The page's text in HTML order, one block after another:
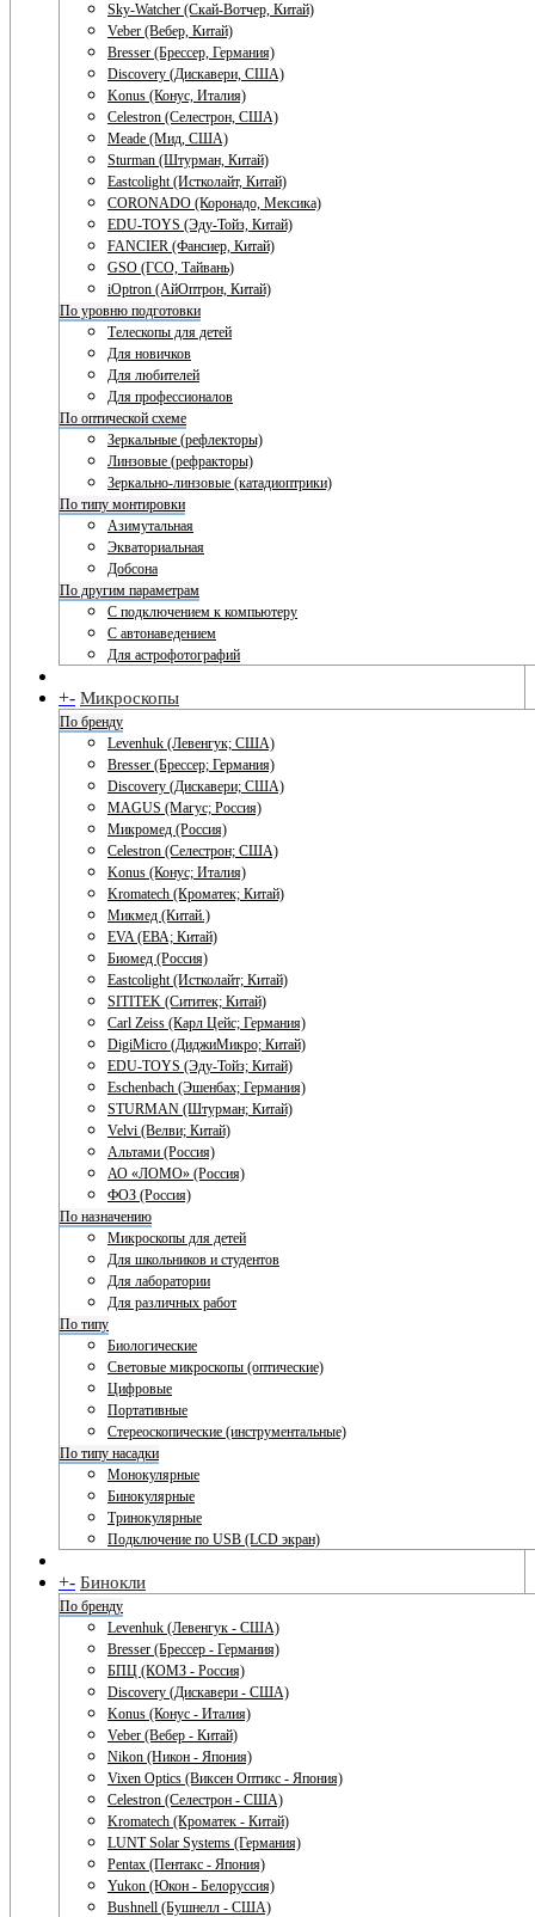
Sky-Watcher (Скай-Вотчер, Китай)
Veber (Вебер, Китай)
Bresser (Брессер, Германия)
Discovery (Дискавери, США)
Konus (Конус, Италия)
Celestron (Селестрон, США)
Meade (Мид, США)
Sturman (Штурман, Китай)
Eastcolight (Истколайт, Китай)
CORONADO (Коронадо, Мексика)
EDU-TOYS (Эду-Тойз, Китай)
FANCIER (Фансиер, Китай)
GSO (ГСО, Тайвань)
iOptron (АйОптрон, Китай)
По уровню подготовки
Телескопы для детей
Для новичков
Для любителей
Для профессионалов
По оптической схеме
Зеркальные (рефлекторы)
Линзовые (рефракторы)
Зеркально-линзовые (катадиоптрики)
По типу монтировки
Азимутальная
Экваториальная
Добсона
По другим параметрам
С подключением к компьютеру
С автонаведением
Для астрофотографий
+- Микроскопы
По бренду
Levenhuk (Левенгук; США)
Bresser (Брессер; Германия)
Discovery (Дискавери; США)
MAGUS (Магус; Россия)
Микромед (Россия)
Celestron (Селестрон; США)
Konus (Конус; Италия)
Kromatech (Кроматек; Китай)
Микмед (Китай.)
EVA (ЕВА; Китай)
Биомед (Россия)
Eastcolight (Истколайт; Китай)
SITITEK (Сититек; Китай)
Carl Zeiss (Карл Цейс; Германия)
DigiMicro (ДиджиМикро; Китай)
EDU-TOYS (Эду-Тойз; Китай)
Eschenbach (Эшенбах; Германия)
STURMAN (Штурман; Китай)
Velvi (Велви; Китай)
Альтами (Россия)
АО «ЛОМО» (Россия)
ФОЗ (Россия)
По назначению
Микроскопы для детей
Для школьников и студентов
Для лаборатории
Для различных работ
По типу
Биологические
Световые микроскопы (оптические)
Цифровые
Портативные
Стереоскопические (инструментальные)
По типу насадки
Монокулярные
Бинокулярные
Тринокулярные
Подключение по USB (LCD экран)
+- Бинокли
По бренду
Levenhuk (Левенгук - США)
Bresser (Брессер - Германия)
БПЦ (КОМЗ - Россия)
Discovery (Дискавери - США)
Konus (Конус - Италия)
Veber (Вебер - Китай)
Nikon (Никон - Япония)
Vixen Optics (Виксен Оптикс - Япония)
Celestron (Селестрон - США)
Kromatech (Кроматек - Китай)
LUNT Solar Systems (Германия)
Pentax (Пентакс - Япония)
Yukon (Юкон - Белоруссия)
Bushnell (Бушнелл - США)